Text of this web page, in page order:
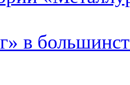
в